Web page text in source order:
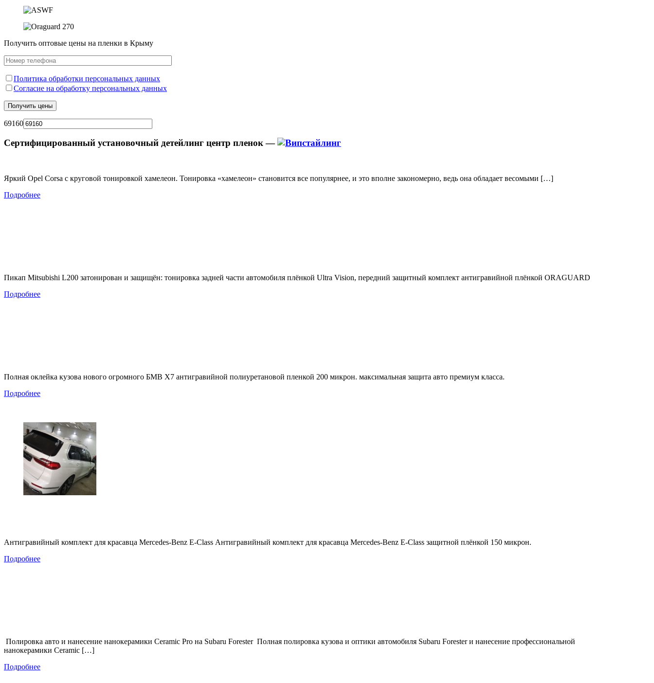
Получить оптовые цены на пленки в Крыму
Политика обработки персональных данных
Согласие на обработку персональных данных
69160
Сертифицированный установочный детейлинг центр пленок —
Яркий Opel Corsa с круговой тонировкой хамелеон. Тонировка «хамелеон» становится все популярнее, и это вполне закономерно, ведь она обладает весомыми […]
Подробнее
Пикап Mitsubishi L200 затонирован и защищён: тонировка задней части автомобиля плёнкой Ultra Vision, передний защитный комплект антигравийной плёнкой ORAGUARD
Подробнее
Полная оклейка кузова нового огромного БМВ Х7 антигравийной полиуретановой пленкой 200 микрон. максимальная защита авто премиум класса.
Подробнее
Антигравийный комплект для красавца Mercedes-Benz E-Class Антигравийный комплект для красавца Mercedes-Benz E-Class защитной плёнкой 150 микрон.
Подробнее
Полировка авто и нанесение нанокерамики Ceramic Pro на Subaru Forester Полная полировка кузова и оптики автомобиля Subaru Forester и нанесение профессиональной
нанокерамики Ceramic […]
Подробнее